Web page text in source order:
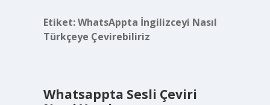
Etiket:WhatsAppta İngilizceyi Nasıl
Türkçeye Çevirebiliriz
Whatsappta Sesli Çeviri